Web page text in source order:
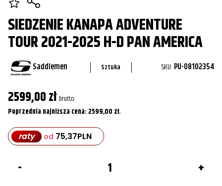
SIEDZENIE KANAPA ADVENTURE
TOUR 2021-2025 H-D PAN AMERICA
Saddlemen Sztuka SKU: PU-08102354
2599,00zł brutto
Poprzednia najniższa cena: 2599,00 zł.
raty od 75,37PLN